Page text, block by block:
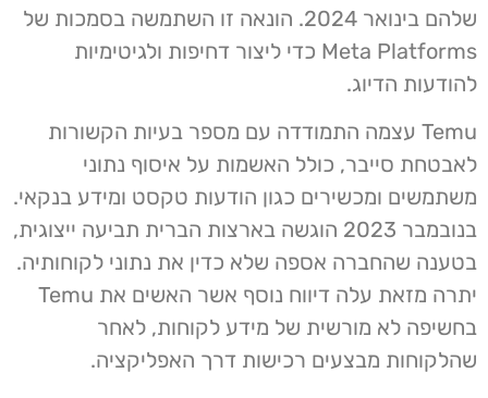
שלהם בינואר 2024. הונאה זו השתמשה בסמכות של
Meta Platforms כדי ליצור דחיפות ולגיטימיות
להודעות הדיוג.
Temu עצמה התמודדה עם מספר בעיות הקשורות
לאבטחת סייבר, כולל האשמות על איסוף נתוני
משתמשים ומכשירים כגון הודעות טקסט ומידע בנקאי.
בנובמבר 2023 הוגשה בארצות הברית תביעה ייצוגית,
בטענה שהחברה אספה שלא כדין את נתוני לקוחותיה.
יתרה מזאת עלה דיווח נוסף אשר האשים את Temu
בחשיפה לא מורשית של מידע לקוחות, לאחר
שהלקוחות מבצעים רכישות דרך האפליקציה.